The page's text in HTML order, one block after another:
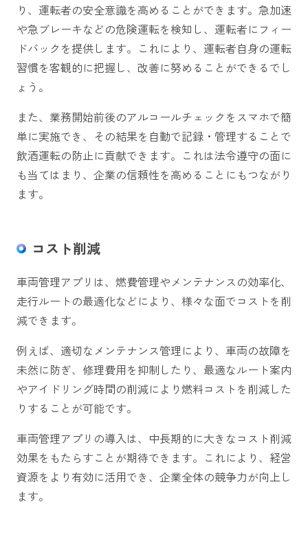
り、運転者の安全意識を高めることができます。急加速
や急ブレーキなどの危険運転を検知し、運転者にフィー
ドバックを提供します。これにより、運転者自身の運転
習慣を客観的に把握し、改善に努めることができるでし
ょう。
また、業務開始前後のアルコールチェックをスマホで簡
単に実施でき、その結果を自動で記録・管理することで
飲酒運転の防止に貢献できます。これは法令遵守の面に
も当てはまり、企業の信頼性を高めることにもつながり
ます。
コスト削減
車両管理アプリは、燃費管理やメンテナンスの効率化、
走行ルートの最適化などにより、様々な面でコストを削
減できます。
例えば、適切なメンテナンス管理により、車両の故障を
未然に防ぎ、修理費用を抑制したり、最適なルート案内
やアイドリング時間の削減により燃料コストを削減した
りすることが可能です。
車両管理アプリの導入は、中長期的に大きなコスト削減
効果をもたらすことが期待できます。これにより、経営
資源をより有効に活用でき、企業全体の競争力が向上し
ます。